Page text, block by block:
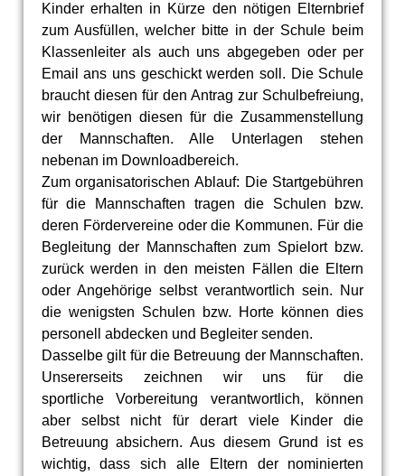
Kinder erhalten in Kürze den nötigen Elternbrief
zum Ausfüllen, welcher bitte in der Schule beim
Klassenleiter als auch uns abgegeben oder per
Email ans uns geschickt werden soll. Die Schule
braucht diesen für den Antrag zur Schulbefreiung,
wir benötigen diesen für die Zusammenstellung
der Mannschaften. Alle Unterlagen stehen
nebenan im Downloadbereich.
Zum organisatorischen Ablauf: Die Startgebühren
für die Mannschaften tragen die Schulen bzw.
deren Fördervereine oder die Kommunen. Für die
Begleitung der Mannschaften zum Spielort bzw.
zurück werden in den meisten Fällen die Eltern
oder Angehörige selbst verantwortlich sein. Nur
die wenigsten Schulen bzw. Horte können dies
personell abdecken und Begleiter senden.
Dasselbe gilt für die Betreuung der Mannschaften.
Unsererseits zeichnen wir uns für die
sportliche Vorbereitung verantwortlich, können
aber selbst nicht für derart viele Kinder die
Betreuung absichern. Aus diesem Grund ist es
wichtig, dass sich alle Eltern der nominierten